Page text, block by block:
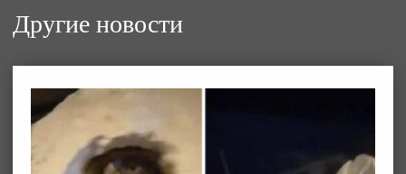
Другие новости